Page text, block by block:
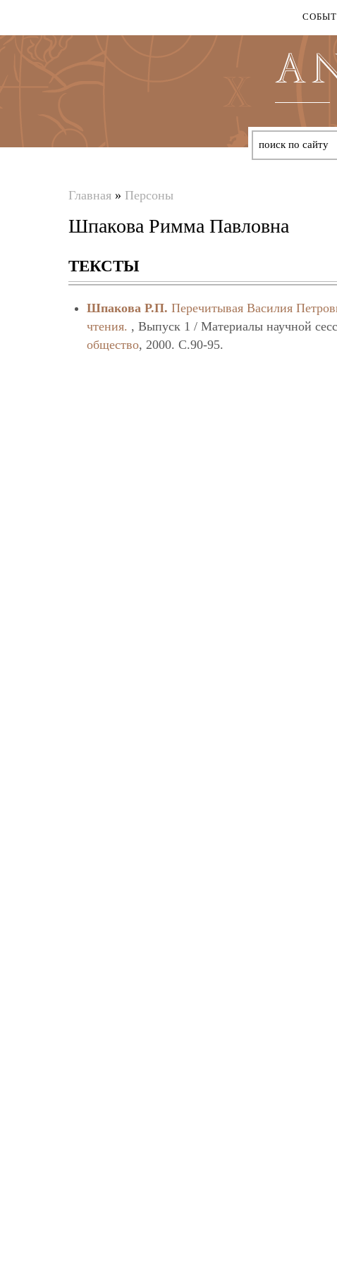
здесь
Главная » Персоны
Шпакова Римма Павловна
ТЕКСТЫ
Шпакова Р.П. Перечитывая Василия
чтения. , Выпуск 1 / Материалы научной
общество, 2000. C.90-95.